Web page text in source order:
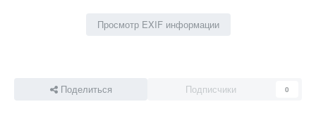
Просмотр EXIF информации
Поделиться Подписчики 0